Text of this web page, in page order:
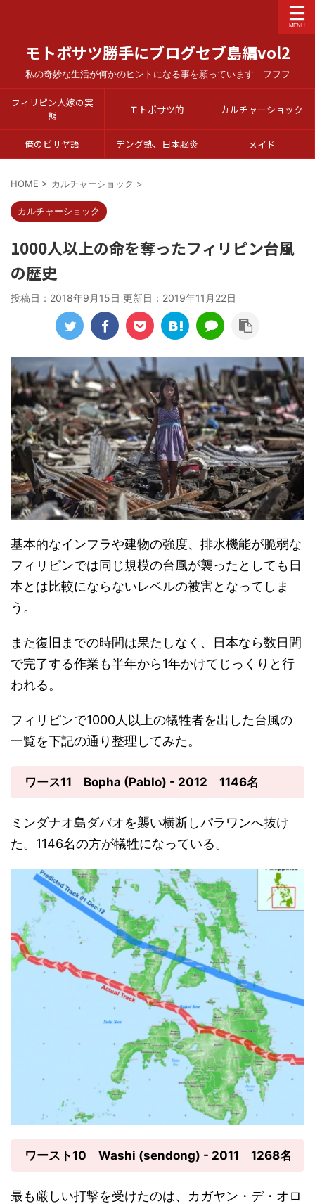
モトボサツ勝手にブログセブ島編vol2
私の奇妙な生活が何かのヒントになる事を願っています フフフ
フィリピン人嫁の実
態
モトボサツ的 カルチャーショック
俺のビサヤ語 デング熱、日本脳炎 メイド
HOME > カルチャーショック >
カルチャーショック
1000人以上の命を奪ったフィリピン台風
の歴史
投稿日：2018年9月15日 更新日： 2019年11月22日
基本的なインフラや建物の強度、排水機能が脆弱な
フィリピンでは同じ規模の台風が襲ったとしても日
本とは比較にならないレベルの被害となってしま
う。
また復旧までの時間は果たしなく、日本なら数日間
で完了する作業も半年から1年かけてじっくりと行
われる。
フィリピンで1000人以上の犠牲者を出した台風の
一覧を下記の通り整理してみた。
ワース11 Bopha (Pablo) - 2012 1146名
ミンダナオ島ダバオを襲い横断しパラワンへ抜け
た。1146名の方が犠牲になっている。
ワースト10 Washi (sendong) - 2011 1268名
最も厳しい打撃を受けたのは、カガヤン・デ・オロ